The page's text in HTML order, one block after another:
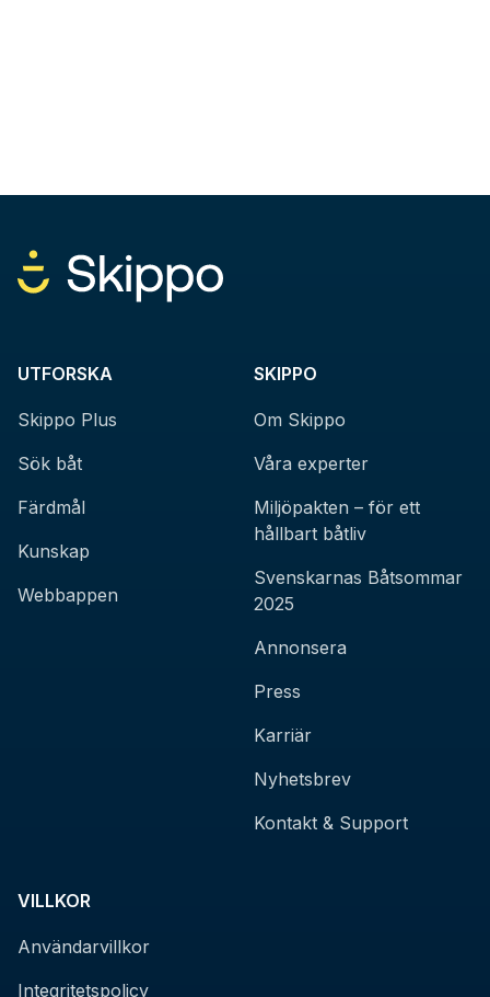
UTFORSKA
Skippo Plus
Sök båt
Färdmål
Kunskap
Webbappen
SKIPPO
Om Skippo
Våra experter
Miljöpakten – för ett
hållbart båtliv
Svenskarnas Båtsommar
2025
Annonsera
Press
Karriär
Nyhetsbrev
Kontakt & Support
VILLKOR
Användarvillkor
Integritetspolicy